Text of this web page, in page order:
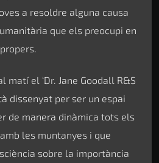
a resoldre alguna causa
que els preocupi en
matí el ‘Dr. Jane Goodall R&S
dissenyat per ser un espai
de manera dinàmica tots els
les muntanyes i que
sobre la importància